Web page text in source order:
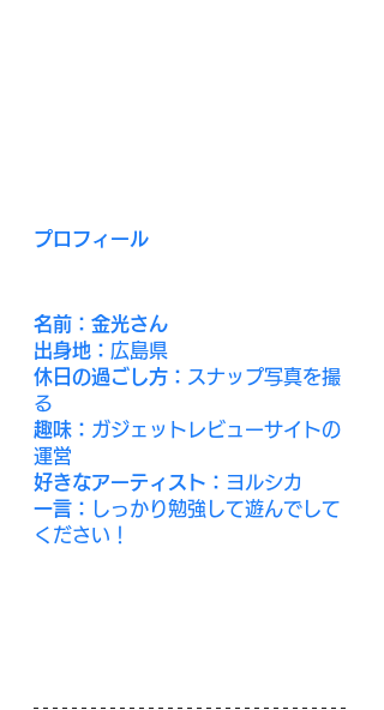
プロフィール
名前：金光さん
出身地： 広島県
休日の過ごし方： スナップ写真を撮
る
趣味： ガジェットレビューサイトの
運営
好きなアーティスト： ヨルシカ
一言：
しっかり勉強して遊んでして
ください！